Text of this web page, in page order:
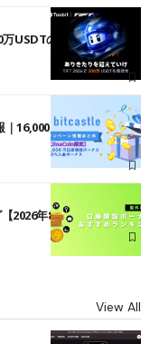
USDTのレースとして復
16,000円口座開設ボーナ
2026年8月最新】
View All